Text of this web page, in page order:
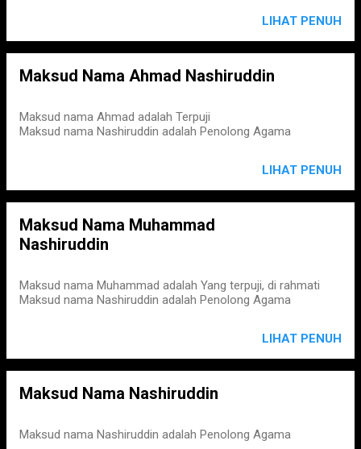
LIHAT PENUH
Maksud Nama Ahmad Nashiruddin
Maksud nama Ahmad adalah Terpuji
Maksud nama Nashiruddin adalah Penolong Agama
LIHAT PENUH
Maksud Nama Muhammad
Nashiruddin
Maksud nama Muhammad adalah Yang terpuji, di rahmati
Maksud nama Nashiruddin adalah Penolong Agama
LIHAT PENUH
Maksud Nama Nashiruddin
Maksud nama Nashiruddin adalah Penolong Agama